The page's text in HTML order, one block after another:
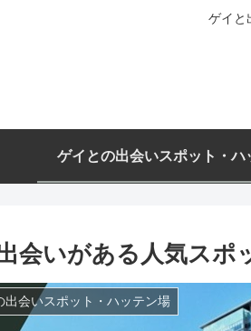
ゲイと
ゲイとの出会いスポット・ハ
会いがある人気スポ
出会いスポット・ハッテン場